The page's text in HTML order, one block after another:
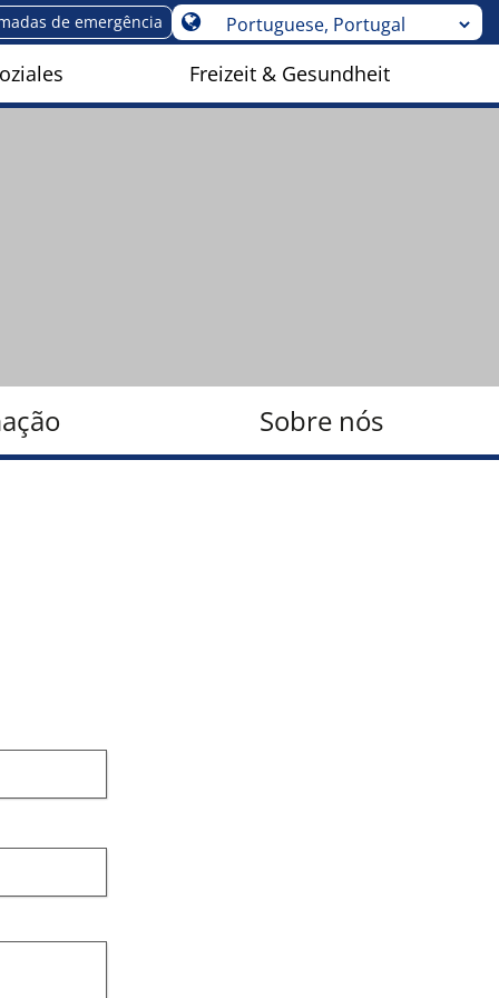
de emergência
Freizeit & Gesundheit
Sobre nós